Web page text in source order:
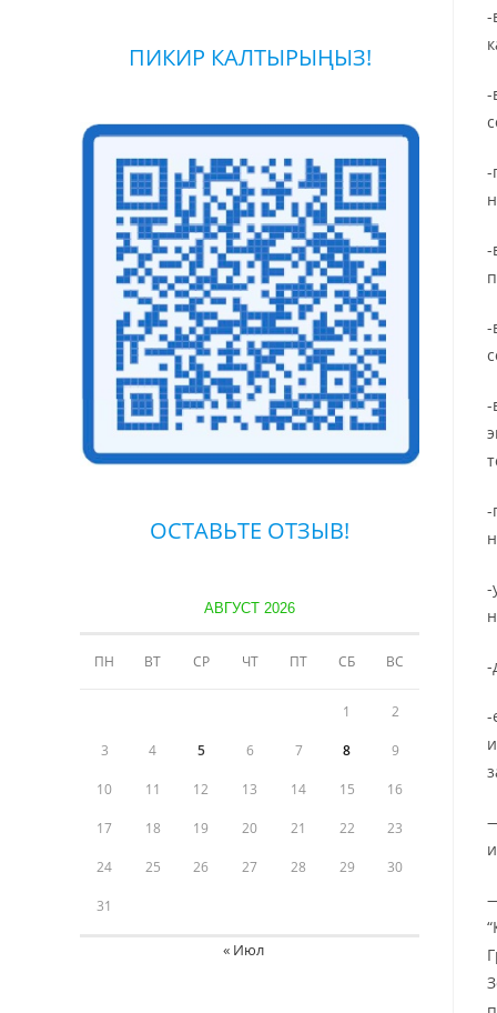
-
-
-
-
-
-
-
-
-
-
ПИКИР КАЛТЫРЫҢЫЗ!
ОСТАВЬТЕ ОТЗЫВ!
АВГУСТ 2026
ПН ВТ СР ЧТ ПТ СБ ВС
1 2
3 4 5 6 7 8 9
10 11 12 13 14 15 16
17 18 19 20 21 22 23
24 25 26 27 28 29 30
31
« Июл